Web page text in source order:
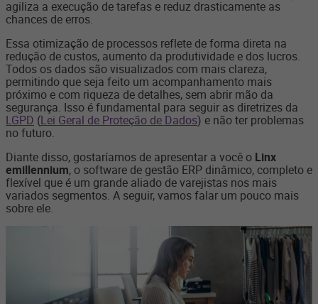
agiliza a execução de tarefas e reduz drasticamente as
chances de erros.
Essa otimização de processos reflete de forma direta na
redução de custos, aumento da produtividade e dos lucros.
Todos os dados são visualizados com mais clareza,
permitindo que seja feito um acompanhamento mais
próximo e com riqueza de detalhes, sem abrir mão da
segurança. Isso é fundamental para seguir as diretrizes da
LGPD (Lei Geral de Proteção de Dados) e não ter problemas
no futuro.
Diante disso, gostaríamos de apresentar a você o Linx
emillennium, o software de gestão ERP dinâmico, completo e
flexível que é um grande aliado de varejistas nos mais
variados segmentos. A seguir, vamos falar um pouco mais
sobre ele.